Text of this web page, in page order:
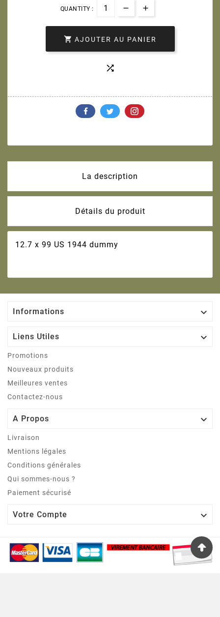
QUANTITY :
 AJOUTER AU PANIER

La description
Détails du produit
12.7 x 99 US 1944 dummy
Informations 
Liens Utiles 
Promotions
Nouveaux produits
Meilleures ventes
Contactez-nous
A Propos 
Livraison
Mentions légales
Conditions générales
Qui sommes-nous ?
Paiement sécurisé
Votre Compte 